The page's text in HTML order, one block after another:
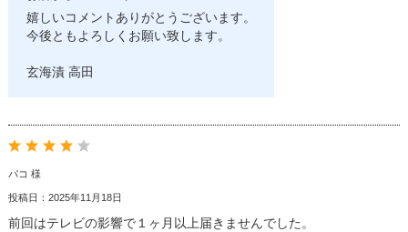
嬉しいコメントありがとうございます。
今後ともよろしくお願い致します。
玄海漬 高田
パコ 様
投稿日：2025年11月18日
前回はテレビの影響で１ヶ月以上届きませんでした。